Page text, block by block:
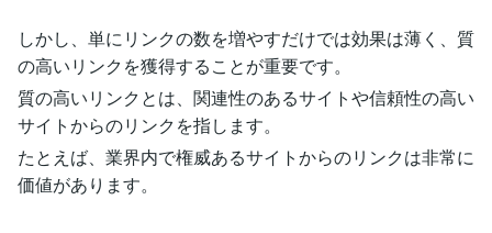
しかし、単にリンクの数を増やすだけでは効果は薄く、質
の高いリンクを獲得することが重要です。
質の高いリンクとは、関連性のあるサイトや信頼性の高い
サイトからのリンクを指します。
たとえば、業界内で権威あるサイトからのリンクは非常に
価値があります。